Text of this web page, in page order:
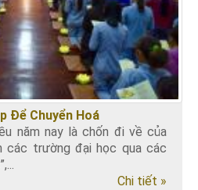
Để Chuyển Hoá
năm nay là chốn đi về của
các trường đại học qua các
Chi tiết »